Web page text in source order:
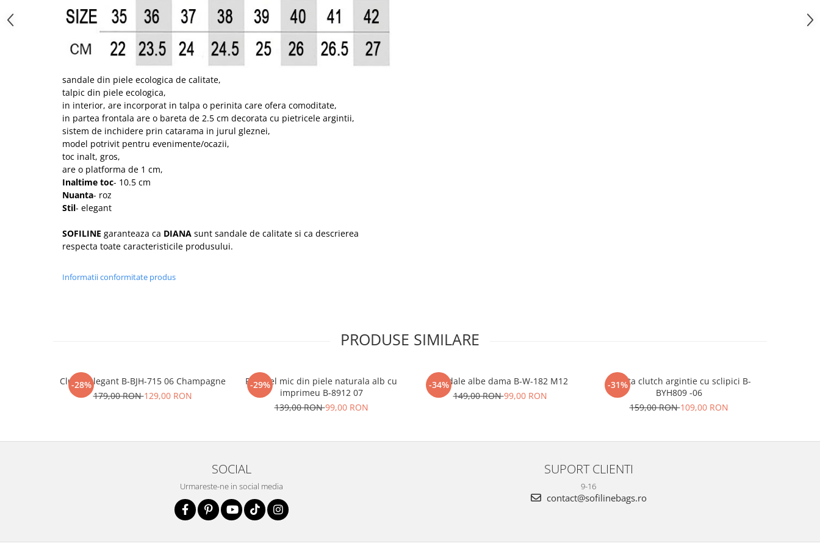
sandale din piele ecologica de calitate,
talpic din piele ecologica,
in interior, are incorporat in talpa o perinita care ofera comoditate,
in partea frontala are o bareta de 2.5 cm decorata cu pietricele argintii,
sistem de inchidere prin catarama in jurul gleznei,
model potrivit pentru evenimente/ocazii,
toc inalt, gros,
are o platforma de 1 cm,
Inaltime toc- 10.5 cm
Nuanta- roz
Stil- elegant
SOFILINE garanteaza ca DIANA sunt sandale de calitate si ca descrierea
respecta toate caracteristicile produsului.
Informatii conformitate produs
PRODUSE SIMILARE
-28%
Clutch elegant B-BJH-715 06 Champagne
179,00 RON129,00 RON
-29%
Portofel mic din piele naturala alb cu
imprimeu B-8912 07
139,00 RON99,00 RON
-34%
Sandale albe dama B-W-182 M12
149,00 RON99,00 RON
-31%
Geanta clutch argintie cu sclipici B-
BYH809 -06
159,00 RON109,00 RON
SOCIAL
Urmareste-ne in social media
SUPORT CLIENTI
9-16
contact@sofilinebags.ro